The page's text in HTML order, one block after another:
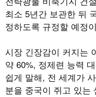
최소 5년간 보관한 뒤
정하도록 규정할 예정
시장 긴장감이 커지는
약 60%, 정제련 능력
쉽게 말해, 전 세계가
분을 중국이 쥐고 있는